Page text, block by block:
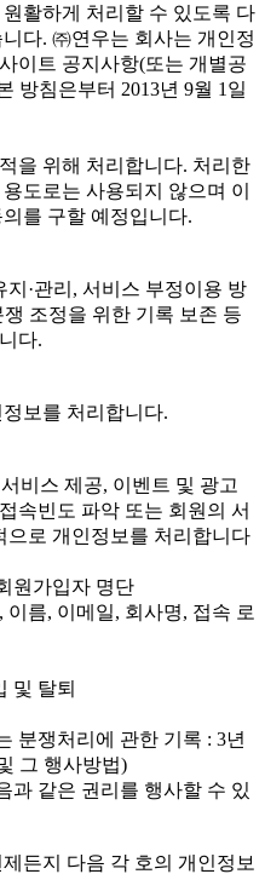
활하게 처리할 수 있도록 다
다. ㈜연우는 회사는 개인정
이트 공지사항(또는 개별공
방침은부터 2013년 9월 1일
을 위해 처리합니다. 처리한
도로는 사용되지 않으며 이
를 구할 예정입니다.
·관리, 서비스 부정이용 방
조정을 위한 기록 보존 등
다.
보를 처리합니다.
비스 제공, 이벤트 및 광고
속빈도 파악 또는 회원의 서
으로 개인정보를 처리합니다
원가입자 명단
름, 이메일, 회사명, 접속 로
및 탈퇴
분쟁처리에 관한 기록 : 3년
그 행사방법)
과 같은 권리를 행사할 수 있
든지 다음 각 호의 개인정보